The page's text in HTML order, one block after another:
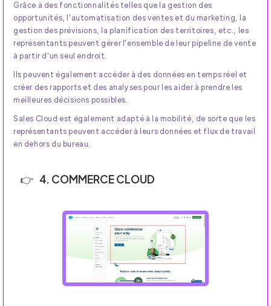
Grâce à des fonctionnalités telles que la gestion des
opportunités, l'automatisation des ventes et du marketing, la
gestion des prévisions, la planification des territoires, etc., les
représentants peuvent gérer l'ensemble de leur pipeline de vente
à partir d'un seul endroit.
Ils peuvent également accéder à des données en temps réel et
créer des rapports et des analyses pour les aider à prendre les
meilleures décisions possibles.
Sales Cloud est également adapté à la mobilité, de sorte que les
représentants peuvent accéder à leurs données et flux de travail
en dehors du bureau.
4. COMMERCE CLOUD